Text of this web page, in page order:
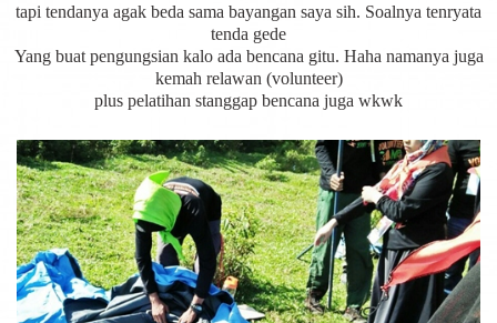
tapi tendanya agak beda sama bayangan saya sih. Soalnya tenryata
tenda gede
Yang buat pengungsian kalo ada bencana gitu. Haha namanya juga
kemah relawan (volunteer)
plus pelatihan stanggap bencana juga wkwk